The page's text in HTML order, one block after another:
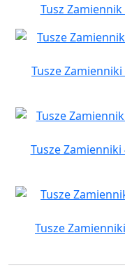
Tusz Zamiennik
Tusze
Tusze Zamienniki
Tusze